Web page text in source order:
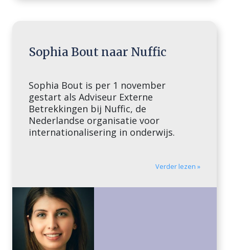
Sophia Bout naar Nuffic
Sophia Bout is per 1 november
gestart als Adviseur Externe
Betrekkingen bij Nuffic, de
Nederlandse organisatie voor
internationalisering in onderwijs.
Verder lezen »